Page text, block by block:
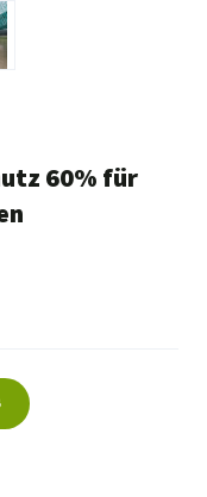
60% für